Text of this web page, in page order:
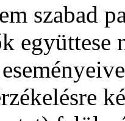
szabad
együttese